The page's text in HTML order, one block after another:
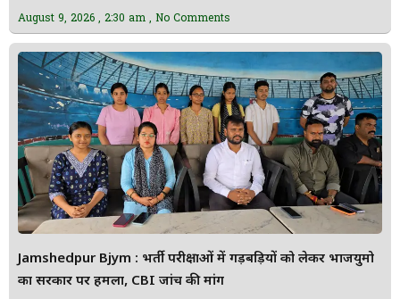
August 9, 2026 2:30 am No Comments
Jamshedpur Bjym : भर्ती परीक्षाओं में गड़बड़ियों को लेकर भाजयुमो
का सरकार पर हमला, CBI जांच की मांग